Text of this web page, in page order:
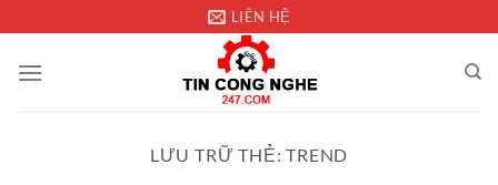
đến
nội
LIÊN HỆ
LƯU TRỮ THẺ:TREND